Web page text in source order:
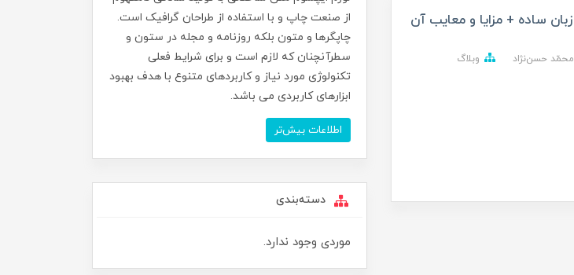
محمّد حسن‌نژاد وبلاگ
از صنعت چاپ و با استفاده از طراحان گرافیک است.
چاپگرها و متون بلکه روزنامه و مجله در ستون و
سطرآنچنان که لازم است و برای شرایط فعلی
تکنولوژی مورد نیاز و کاربردهای متنوع با هدف بهبود
ابزارهای کاربردی می باشد.
اطلاعات بیش‌تر
دسته‌بندی
موردی وجود ندارد.